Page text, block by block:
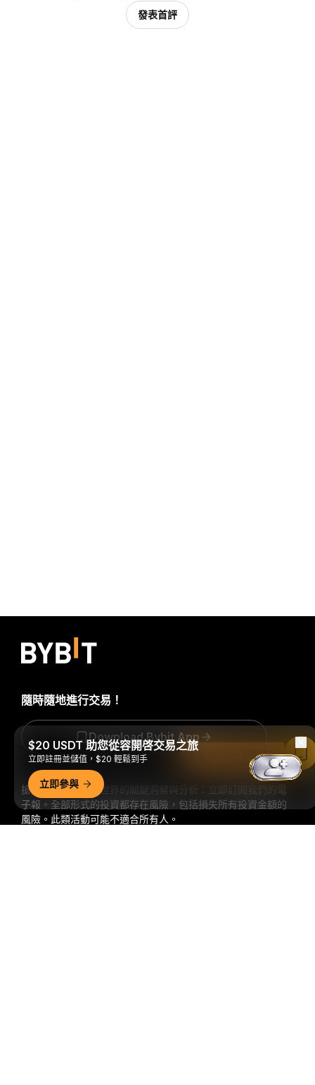
發表首評
搶先掌握加密貨幣世界的關鍵洞察與分析：立即訂閱我們的電
子報。 全部形式的投資都存在風險，包括損失所有投資金額的
風險。此類活動可能不適合所有人。
隨時隨地進行交易！
Download Bybit App
$20 USDT 助您從容開啓交易之旅
立即註冊並儲值，$20 輕鬆到手
立即參與
在 Bybit App 中閱讀